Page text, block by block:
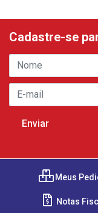
Cadastre-se
Meus
Notas